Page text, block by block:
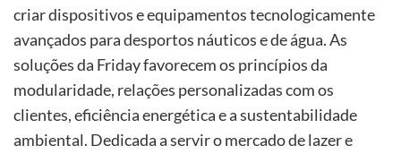
criar dispositivos e equipamentos tecnologicamente
avançados para desportos náuticos e de água. As
soluções da Friday favorecem os princípios da
modularidade, relações personalizadas com os
clientes, eficiência energética e a sustentabilidade
ambiental. Dedicada a servir o mercado de lazer e